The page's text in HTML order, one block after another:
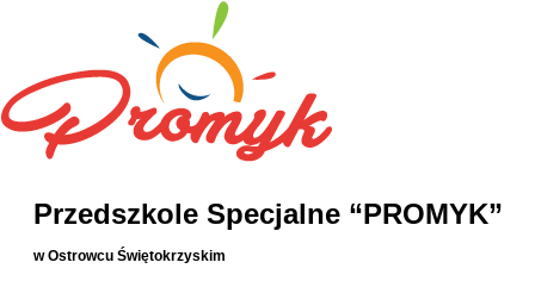
Przedszkole Specjalne “PROMYK”
w Ostrowcu Świętokrzyskim